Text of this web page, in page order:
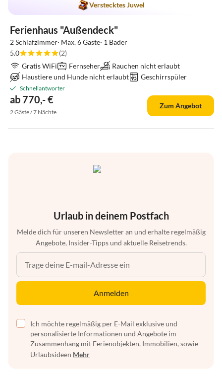
Verstecktes Juwel
Ferienhaus "Außendeck"
2 Schlafzimmer· Max. 6 Gäste· 1 Bäder
5.0
(2)
Gratis WiFi
Fernseher
Rauchen nicht erlaubt
Haustiere und Hunde nicht erlaubt
Geschirrspüler
Schnellantworter
ab 770,- €
2 Gäste / 7 Nächte
Zum Angebot
Urlaub in deinem Postfach
Melde dich für unseren Newsletter an und erhalte regelmäßig
Angebote, Insider-Tipps und aktuelle Reisetrends.
Anmelden
Ich möchte regelmäßig per E-Mail exklusive und
personalisierte Informationen und Angebote im
Zusammenhang mit Ferienobjekten, Immobilien, sowie
Urlaubsideen Mehr